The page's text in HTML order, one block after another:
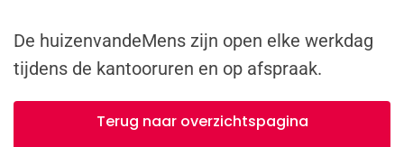
De huizenvandeMens zijn open elke werkdag
tijdens de kantooruren en op afspraak.
Terug naar overzichtspagina